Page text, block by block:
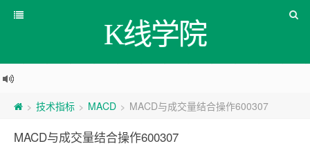
K线学院
> 技术指标 > MACD > MACD与成交量结合操作600307
MACD与成交量结合操作600307